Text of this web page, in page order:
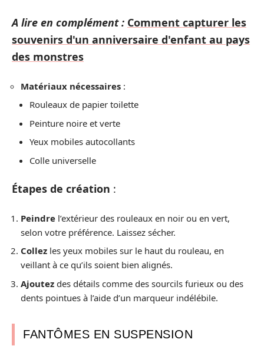
A lire en complément : Comment capturer les
souvenirs d'un anniversaire d'enfant au pays
des monstres
Matériaux nécessaires :
Rouleaux de papier toilette
Peinture noire et verte
Yeux mobiles autocollants
Colle universelle
Étapes de création :
Peindre l’extérieur des rouleaux en noir ou en vert,
selon votre préférence. Laissez sécher.
Collez les yeux mobiles sur le haut du rouleau, en
veillant à ce qu’ils soient bien alignés.
Ajoutez des détails comme des sourcils furieux ou des
dents pointues à l’aide d’un marqueur indélébile.
FANTÔMES EN SUSPENSION